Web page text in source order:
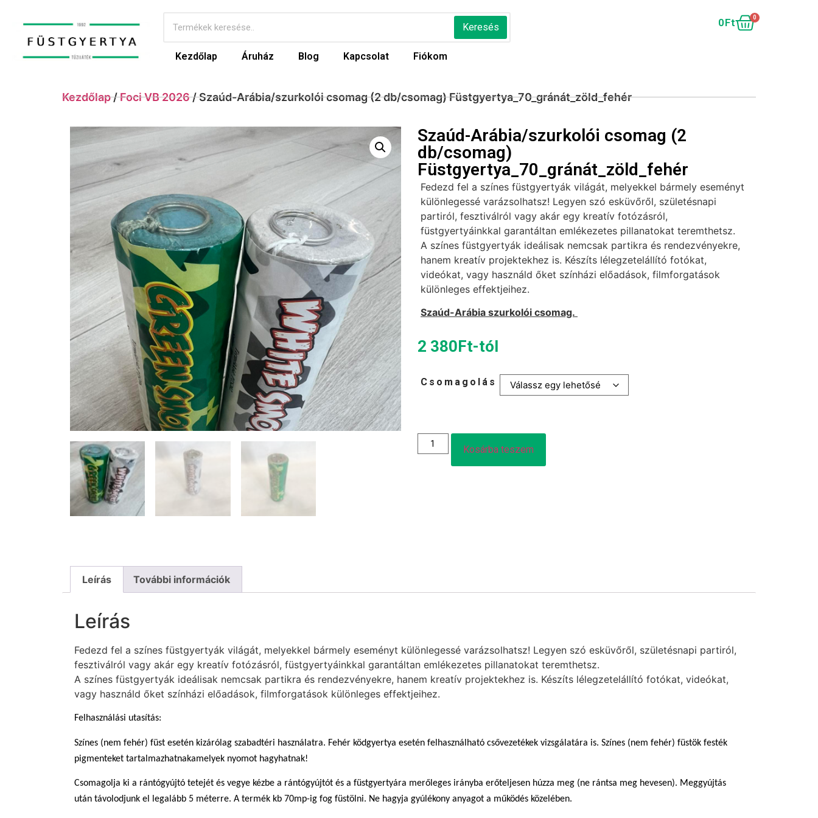
Keresés
Kezdőlap Áruház Blog Kapcsolat Fiókom
0Ft 0
Kezdőlap/Foci VB 2026/ Szaúd-Arábia/szurkolói csomag (2 db/csomag) Füstgyertya_70_gránát_zöld_fehér
Szaúd-Arábia/szurkolói csomag (2
db/csomag)
Füstgyertya_70_gránát_zöld_fehér
Fedezd fel a színes füstgyertyák világát, melyekkel bármely eseményt
különlegessé varázsolhatsz! Legyen szó esküvőről, születésnapi
partiról, fesztiválról vagy akár egy kreatív fotózásról,
füstgyertyáinkkal garantáltan emlékezetes pillanatokat teremthetsz.
A színes füstgyertyák ideálisak nemcsak partikra és rendezvényekre,
hanem kreatív projektekhez is. Készíts lélegzetelállító fotókat,
videókat, vagy használd őket színházi előadások, filmforgatások
különleges effektjeihez.
Szaúd-Arábia szurkolói csomag.
2 380Ft-tól
Csomagolás
Kosárba teszem
Leírás További információk
Leírás
Fedezd fel a színes füstgyertyák világát, melyekkel bármely eseményt különlegessé varázsolhatsz! Legyen szó esküvőről, születésnapi partiról,
fesztiválról vagy akár egy kreatív fotózásról, füstgyertyáinkkal garantáltan emlékezetes pillanatokat teremthetsz.
A színes füstgyertyák ideálisak nemcsak partikra és rendezvényekre, hanem kreatív projektekhez is. Készíts lélegzetelállító fotókat, videókat,
vagy használd őket színházi előadások, filmforgatások különleges effektjeihez.
Felhasználási utasítás:
Színes (nem fehér) füst esetén kizárólag szabadtéri használatra. Fehér ködgyertya esetén felhasználható csővezetékek vizsgálatára is. Színes (nem fehér) füstök festék
pigmenteket tartalmazhatnakamelyek nyomot hagyhatnak!
Csomagolja ki a rántógyújtó tetejét és vegye kézbe a rántógyújtót és a füstgyertyára merőleges irányba erőteljesen húzza meg (ne rántsa meg hevesen). Meggyújtás
után távolodjunk el legalább 5 méterre. A termék kb 70mp-ig fog füstölni. Ne hagyja gyúlékony anyagot a működés közelében.